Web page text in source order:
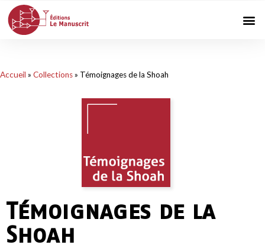
Accueil » Collections» Témoignages de la Shoah
Témoignages de la
Shoah